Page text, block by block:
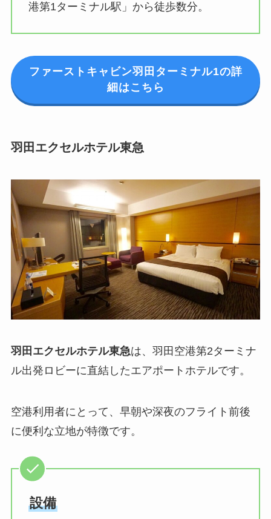
港第1ターミナル駅」から徒歩数分。
ファーストキャビン羽田ターミナル1の詳
細はこちら
羽田エクセルホテル東急
羽田エクセルホテル東急は、羽田空港第2ターミナ
ル出発ロビーに直結したエアポートホテルです。
空港利用者にとって、早朝や深夜のフライト前後
に便利な立地が特徴です。
設備